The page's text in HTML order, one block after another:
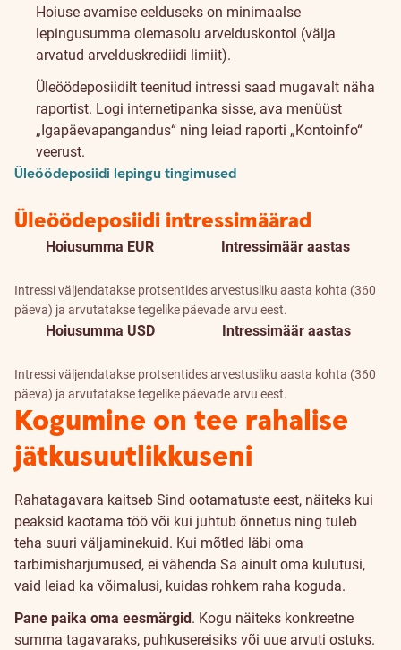
Hoiuse avamise eelduseks on minimaalse
lepingusumma olemasolu arvelduskontol (välja
arvatud arvelduskrediidi limiit).
Üleöödeposiidilt teenitud intressi saad mugavalt näha
raportist. Logi internetipanka sisse, ava menüüst
„Igapäevapangandus“ ning leiad raporti „Kontoinfo“
veerust.
Üleöödeposiidi lepingu tingimused
Üleöödeposiidi intressimäärad
Hoiusumma EUR Intressimäär aastas
Intressi väljendatakse protsentides arvestusliku aasta kohta (360
päeva) ja arvutatakse tegelike päevade arvu eest.
Hoiusumma USD Intressimäär aastas
Intressi väljendatakse protsentides arvestusliku aasta kohta (360
päeva) ja arvutatakse tegelike päevade arvu eest.
Kogumine on tee rahalise
jätkusuutlikkuseni
Rahatagavara kaitseb Sind ootamatuste eest, näiteks kui
peaksid kaotama töö või kui juhtub õnnetus ning tuleb
teha suuri väljaminekuid. Kui mõtled läbi oma
tarbimisharjumused, ei vähenda Sa ainult oma kulutusi,
vaid leiad ka võimalusi, kuidas rohkem raha koguda.
Pane paika oma eesmärgid . Kogu näiteks konkreetne
summa tagavaraks, puhkusereisiks või uue arvuti ostuks.